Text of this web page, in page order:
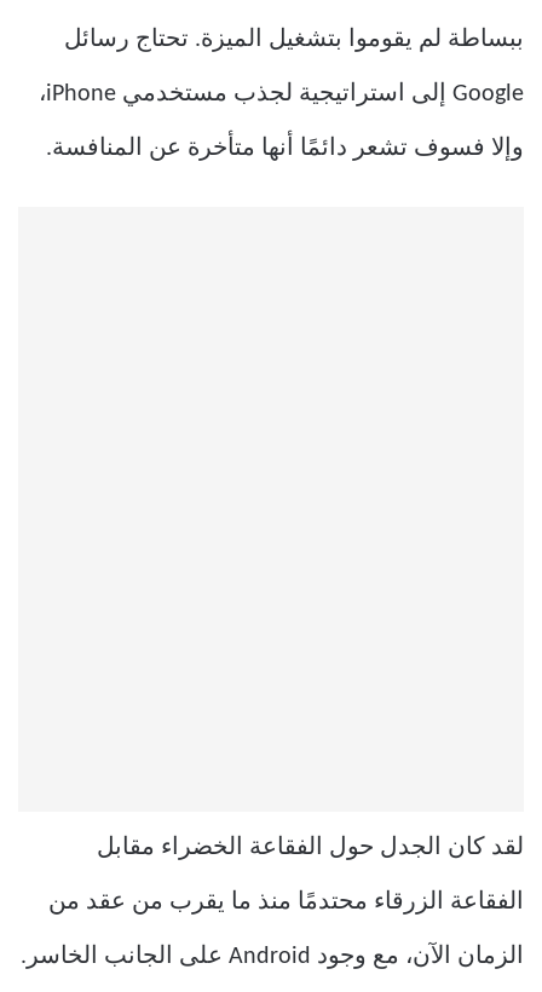
ببساطة لم يقوموا بتشغيل الميزة. تحتاج رسائل
Google إلى استراتيجية لجذب مستخدمي iPhone،
وإلا فسوف تشعر دائمًا أنها متأخرة عن المنافسة.
لقد كان الجدل حول الفقاعة الخضراء مقابل
الفقاعة الزرقاء محتدمًا منذ ما يقرب من عقد من
الزمان الآن، مع وجود Android على الجانب الخاسر.